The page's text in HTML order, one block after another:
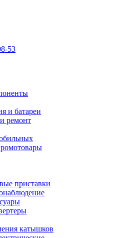
53
и батареи
ремонт
приставки
катышков